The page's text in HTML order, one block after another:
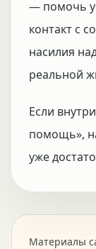
— помочь
контакт с
насилия
реальной
Если
помощь»,
уже
Материалы